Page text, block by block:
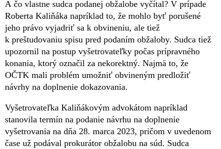
A čo vlastne sudca podanej obžalobe vyčítal? V prípade
Roberta Kaliňáka napríklad to, že mohlo byť porušené
jeho právo vyjadriť sa k obvineniu, ale tiež
k preštudovaniu spisu pred podaním obžaloby. Sudca tiež
upozornil na postup vyšetrovateľky počas prípravného
konania, ktorý označil za nekorektný. Najmä to, že
OČTK mali problém umožniť obvineným predložiť
návrhy na doplnenie dokazovania.
Vyšetrovateľka Kaliňákovým advokátom napríklad
stanovila termín na podanie návrhu na doplnenie
vyšetrovania na dňa 28. marca 2023, pričom v uvedenom
čase už podával prokurátor obžalobu na súd. Sudca